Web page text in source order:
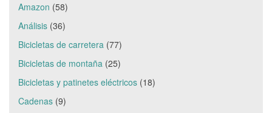
Amazon (58)
Análisis (36)
Bicicletas de carretera (77)
Bicicletas de montaña (25)
Bicicletas y patinetes eléctricos (18)
Cadenas (9)